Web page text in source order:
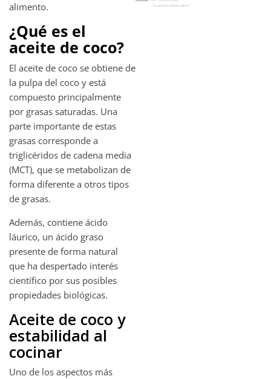
alimento.
¿Qué es el
aceite de coco?
El aceite de coco se obtiene de
la pulpa del coco y está
compuesto principalmente
por grasas saturadas. Una
parte importante de estas
grasas corresponde a
triglicéridos de cadena media
(MCT), que se metabolizan de
forma diferente a otros tipos
de grasas.
Además, contiene ácido
láurico, un ácido graso
presente de forma natural
que ha despertado interés
científico por sus posibles
propiedades biológicas.
Aceite de coco y
estabilidad al
cocinar
Uno de los aspectos más